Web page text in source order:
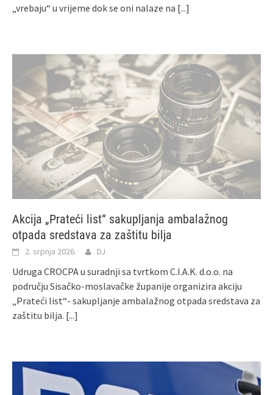
„vrebaju“ u vrijeme dok se oni nalaze na [...]
Akcija „Prateći list“ sakupljanja ambalažnog
otpada sredstava za zaštitu bilja
2. srpnja 2026. DJ
Udruga CROCPA u suradnji sa tvrtkom C.I.A.K. d.o.o. na
području Sisačko-moslavačke županije organizira akciju
„Prateći list“- sakupljanje ambalažnog otpada sredstava za
zaštitu bilja. [...]